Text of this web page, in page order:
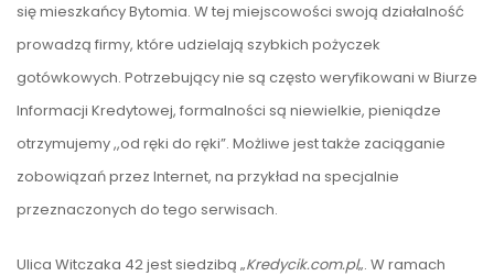
się mieszkańcy Bytomia. W tej miejscowości swoją działalność
prowadzą firmy, które udzielają szybkich pożyczek
gotówkowych. Potrzebujący nie są często weryfikowani w Biurze
Informacji Kredytowej, formalności są niewielkie, pieniądze
otrzymujemy ,,od ręki do ręki”. Możliwe jest także zaciąganie
zobowiązań przez Internet, na przykład na specjalnie
przeznaczonych do tego serwisach.
Ulica Witczaka 42 jest siedzibą „Kredycik.com.pl„. W ramach